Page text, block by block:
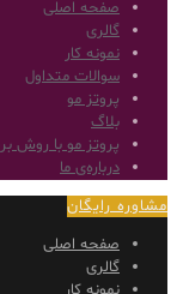
صفحه اصلی
گالری
نمونه کار
سوالات متداول
پروتز مو
بلاگ
پروتز مو با روش
درباره‌ی ما
مشاوره رایگان
صفحه اصلی
گالری